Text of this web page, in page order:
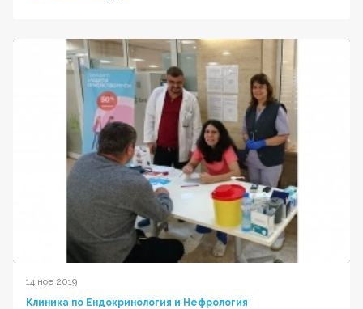
14 ное 2019
Клиника по Ендокринология и Нефрология